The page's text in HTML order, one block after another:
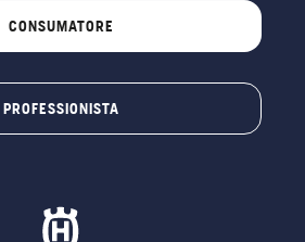
CONSUMATORE
PROFESSIONISTA